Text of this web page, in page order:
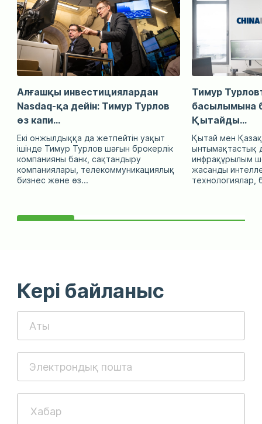
Алғашқы инвестициялардан
Nasdaq-қа дейін: Тимур Турлов
өз капи...
Екі онжылдыққа да жетпейтін уақыт
ішінде Тимур Турлов шағын брокерлік
компанияны банк, сақтандыру
компаниялары, телекоммуникациялық
бизнес және өз...
Тимур
басылымына
Қытайды...
Қытай мен
ынтымақтастық
инфрақұрылым
жасанды
технологиялар,
Кері байланыс